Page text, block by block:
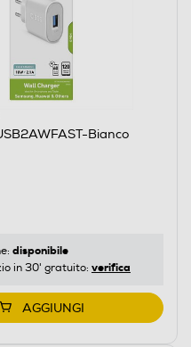
Bianco
disponibile
in 30' gratuito: verifica
AGGIUNGI